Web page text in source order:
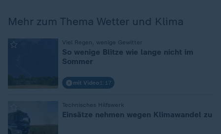
Mehr zum Thema Wetter und Klima
Viel Regen, wenige Gewitter
So wenige Blitze wie lange nicht im
Sommer
mit Video 1:17
Technisches Hilfswerk
Einsätze nehmen wegen Klimawandel zu